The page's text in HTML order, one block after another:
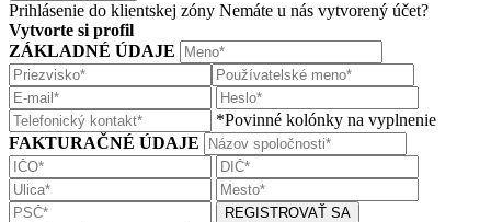
Prihlásenie do klientskej zóny Nemáte u nás vytvorený účet?
Vytvorte si profil
ZÁKLADNÉ ÚDAJE
*Povinné kolónky na vyplnenie
FAKTURAČNÉ ÚDAJE
REGISTROVAŤ SA